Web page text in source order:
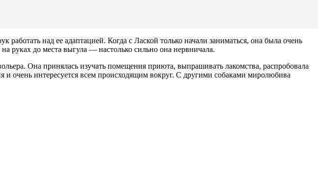
работать над ее адаптацией. Когда с Лаской только начали заниматься, она была очень
руках до места выгула — настолько сильно она нервничала.
Она принялась изучать помещения приюта, выпрашивать лакомства, распробовала
очень интересуется всем происходящим вокруг. С другими собаками миролюбива